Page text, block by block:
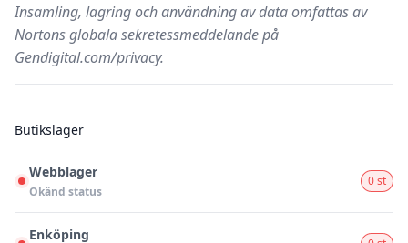
Insamling, lagring och användning av data omfattas av
Nortons globala sekretessmeddelande på
Gendigital.com/privacy.
Butikslager
Webblager
Okänd status
0 st
Enköping